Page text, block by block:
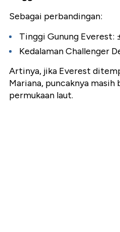
Sebagai perbandingan:
Tinggi Gunung
Kedalaman Challenger
Artinya, jika Everest
Mariana, puncaknya masih
permukaan laut.